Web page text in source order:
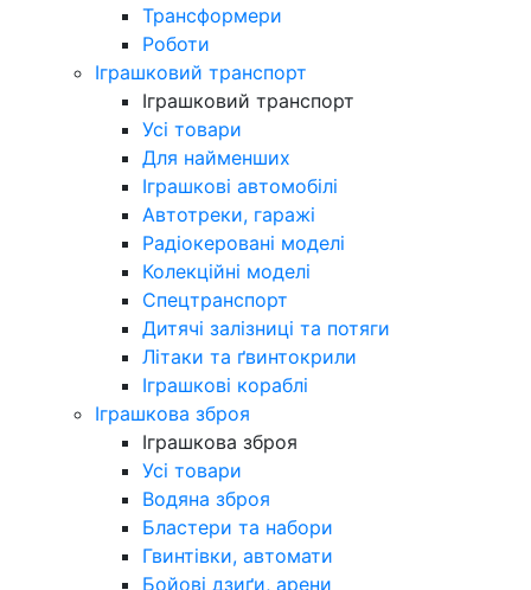
Трансформери
Роботи
Іграшковий транспорт
Іграшковий транспорт
Усі товари
Для найменших
Іграшкові автомобілі
Автотреки, гаражі
Радіокеровані моделі
Колекційні моделі
Спецтранспорт
Дитячі залізниці та потяги
Літаки та ґвинтокрили
Іграшкові кораблі
Іграшкова зброя
Іграшкова зброя
Усі товари
Водяна зброя
Бластери та набори
Гвинтівки, автомати
Бойові дзиґи, арени